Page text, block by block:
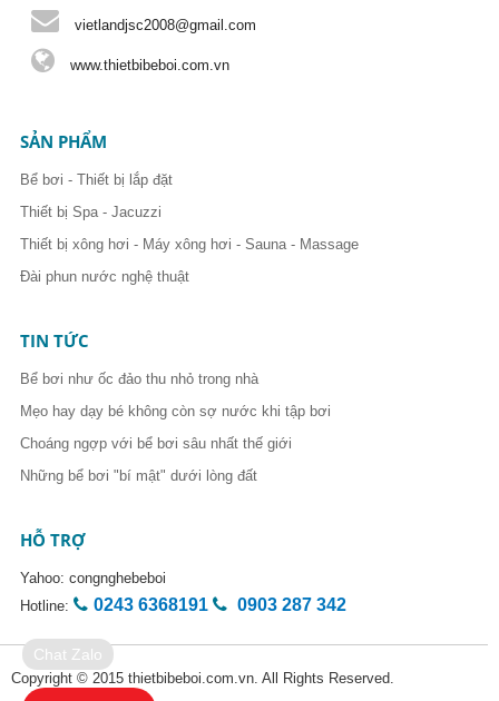
vietlandjsc2008@gmail.com
www.thietbibeboi.com.vn
SẢN PHẨM
Bể bơi - Thiết bị lắp đặt
Thiết bị Spa - Jacuzzi
Thiết bị xông hơi - Máy xông hơi - Sauna - Massage
Đài phun nước nghệ thuật
TIN TỨC
Bể bơi như ốc đảo thu nhỏ trong nhà
Mẹo hay dạy bé không còn sợ nước khi tập bơi
Choáng ngợp với bể bơi sâu nhất thế giới
Những bể bơi "bí mật" dưới lòng đất
HỖ TRỢ
Yahoo: congnghebeboi
Hotline:
0243 6368191 0903 287 342
Copyright © 2015 thietbibeboi.com.vn. All Rights Reserved.
Chat Zalo